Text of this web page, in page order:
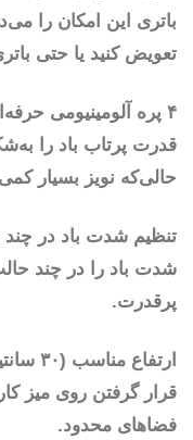
باتری این امکان را
تعویض کنید یا حتی
۴ پره آلومینیومی
قدرت پرتاب باد را
حالی‌که نویز بسیار
تنظیم شدت باد در چند
شدت باد را در چند حالت
پرقدرت.
قرار گرفتن روی میز
فضاهای محدود.